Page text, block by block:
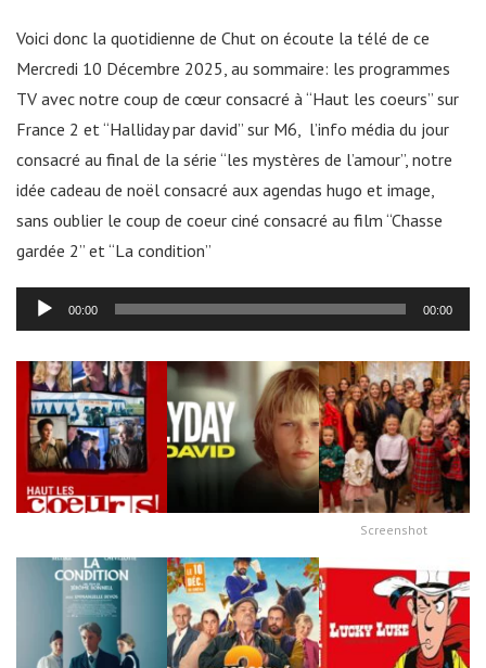
Voici donc la quotidienne de Chut on écoute la télé de ce
Mercredi 10 Décembre 2025, au sommaire: les programmes
TV avec notre coup de cœur consacré à “Haut les coeurs” sur
France 2 et “Halliday par david” sur M6, l’info média du jour
consacré au final de la série “les mystères de l’amour”, notre
idée cadeau de noël consacré aux agendas hugo et image,
sans oublier le coup de coeur ciné consacré au film “Chasse
gardée 2” et “La condition”
Lecteur
audio
00:00 00:00
Screenshot